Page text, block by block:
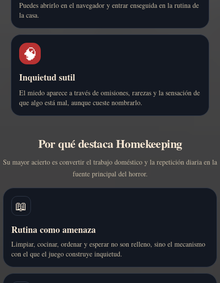
Puedes abrirlo en el navegador y entrar enseguida en la rutina de
la casa.
🧠
Inquietud sutil
El miedo aparece a través de omisiones, rarezas y la sensación de
que algo está mal, aunque cueste nombrarlo.
Por qué destaca Homekeeping
Su mayor acierto es convertir el trabajo doméstico y la repetición diaria en la
fuente principal del horror.
📖
Rutina como amenaza
Limpiar, cocinar, ordenar y esperar no son relleno, sino el mecanismo
con el que el juego construye inquietud.